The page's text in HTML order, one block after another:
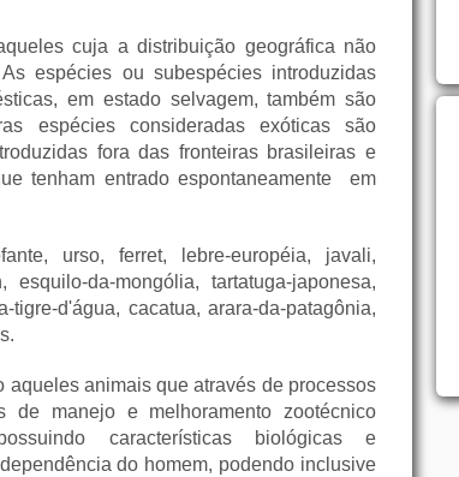
cuja a distribuição geográfica não
espécies ou subespécies introduzidas
em estado selvagem, também são
espécies consideradas exóticas são
fora das fronteiras brasileiras e
tenham entrado espontaneamente
em
urso, ferret, lebre-européia, javali,
da-mongólia, tartatuga-japonesa,
tigre-d'água, cacatua, arara-da-patagônia,
aqueles animais que através de processos
de manejo e melhoramento zootécnico
características biológicas e
do homem, podendo inclusive